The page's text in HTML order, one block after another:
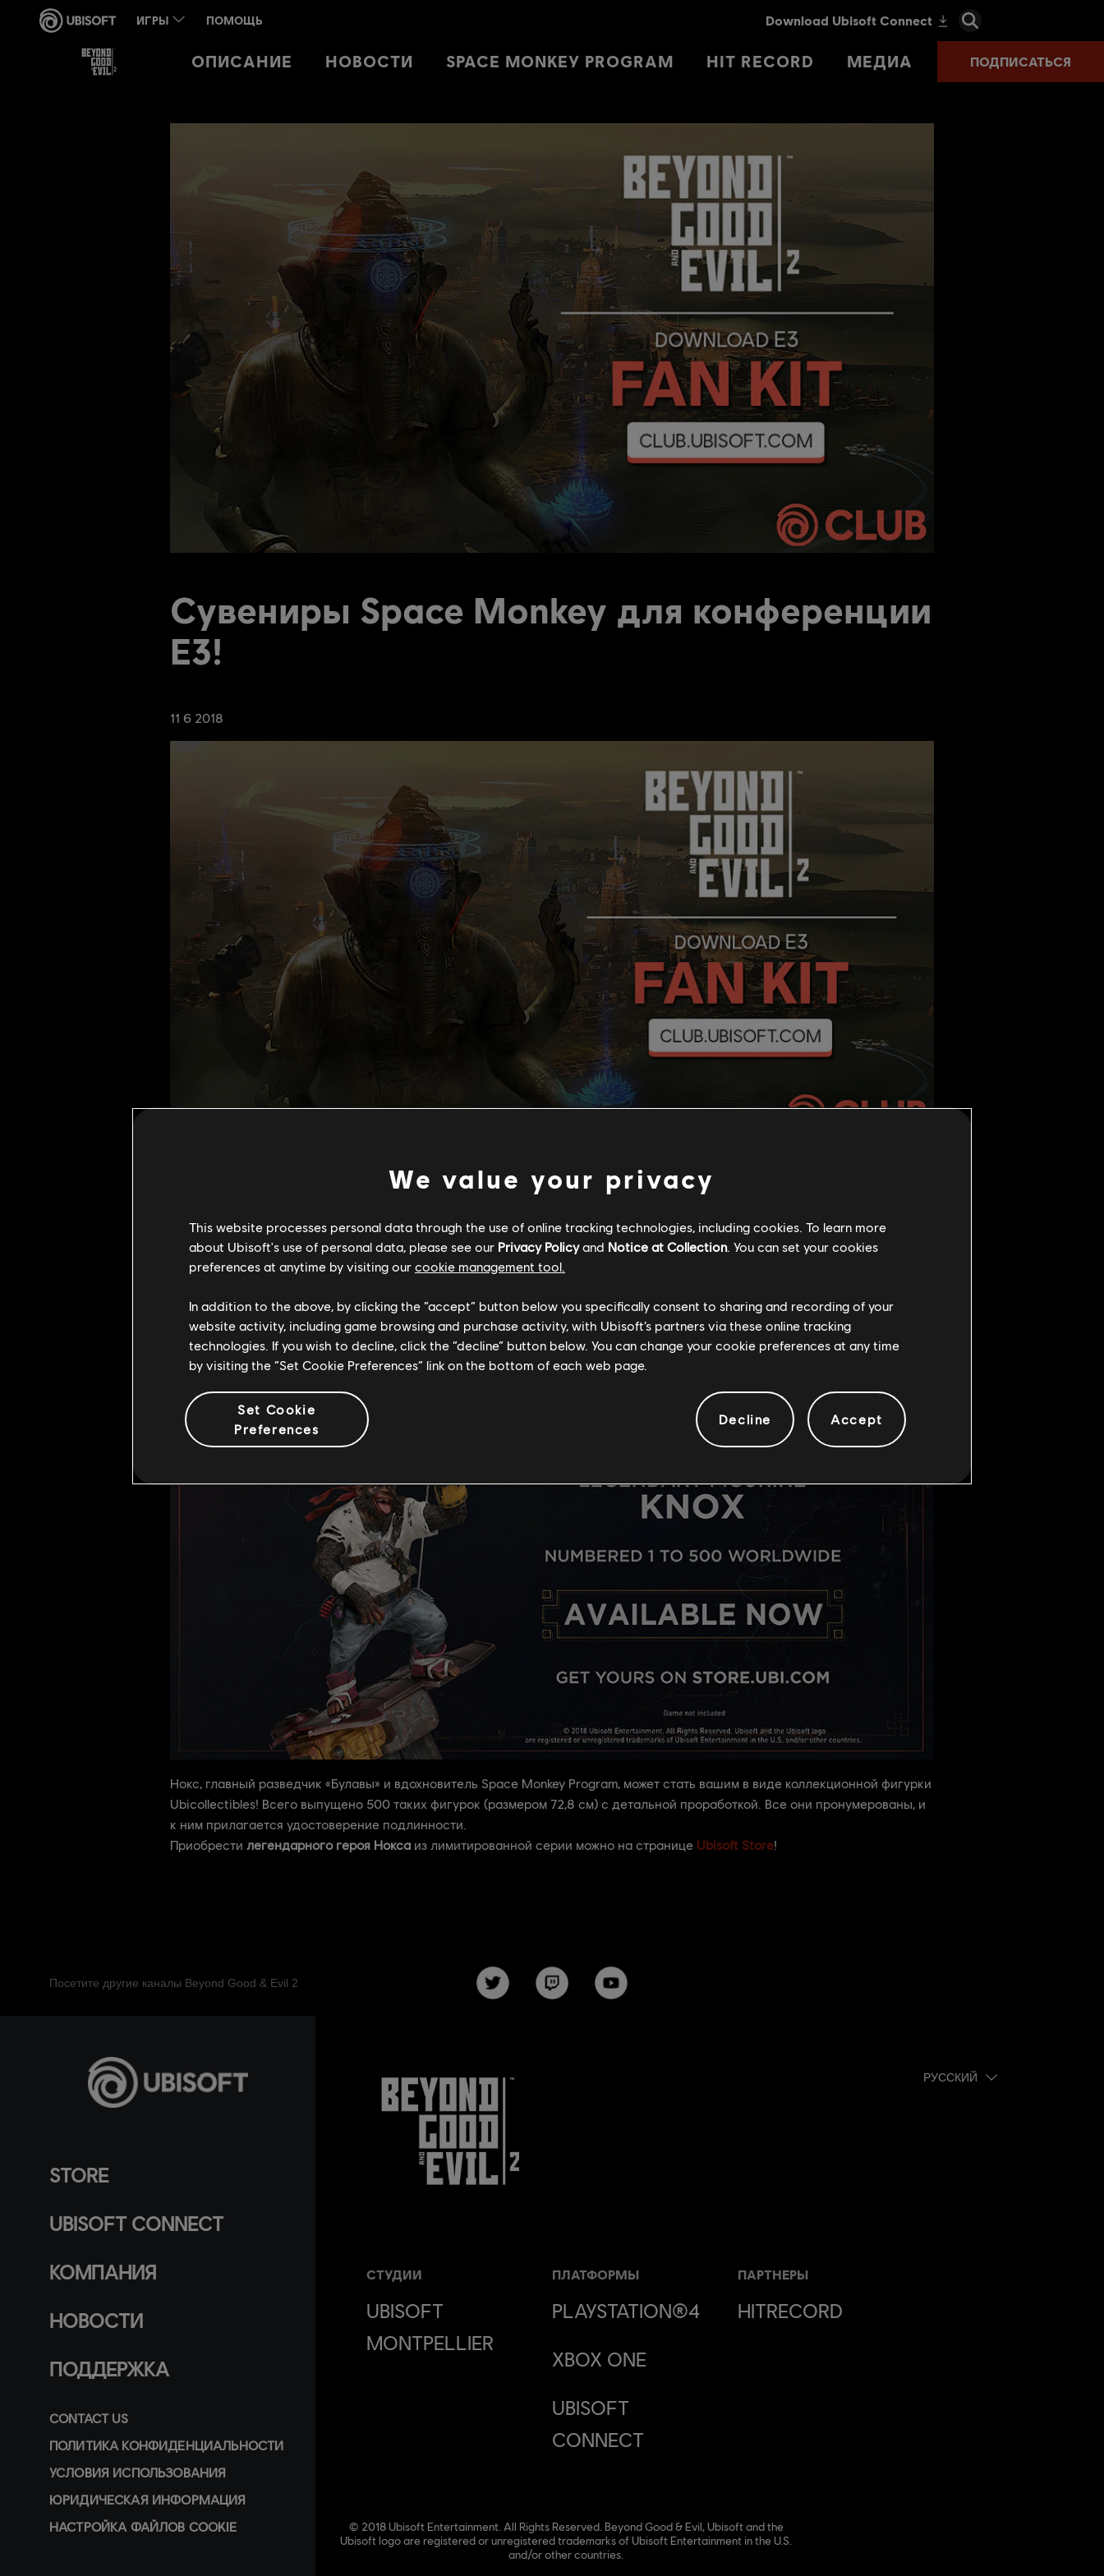
ОПИСАНИЕ НОВОСТИ SPACE MONKEY PROGRAM HIT RECORD МЕДИА ПОДПИСАТЬСЯ
11 6 2018
Сувениры Space Monkey для конференции
E3!
Набор фаната Space Monkey уже доступен!
В этом наборе фаната Beyond Good & Evil 2 есть все необходимое для Space Monkey, чтобы продемонстрировать свою
любовь к BGE2! Загрузить набор можно на страницеUbisoft Club.
Нокс, главный разведчик «Булавы» и вдохновитель Space Monkey Program, может стать вашим в виде коллекционной фигурки
Ubicollectibles! Всего выпущено 500 таких фигурок (размером 72,8 см) с детальной проработкой. Все они пронумерованы, и
к ним прилагается удостоверение подлинности.
Приобрести легендарного героя Нокса из лимитированной серии можно на странице Ubisoft Store!
Посетите другие каналы Beyond Good & Evil 2
STORE
UBISOFT CONNECT
КОМПАНИЯ
НОВОСТИ
ПОДДЕРЖКА
CONTACT US
ПОЛИТИКА КОНФИДЕНЦИАЛЬНОСТИ
УСЛОВИЯ ИСПОЛЬЗОВАНИЯ
ЮРИДИЧЕСКАЯ ИНФОРМАЦИЯ
НАСТРОЙКА ФАЙЛОВ COOKIE
СТУДИИ
UBISOFT
MONTPELLIER
ПЛАТФОРМЫ
PLAYSTATION®4
XBOX ONE
UBISOFT
CONNECT
ПАРТНЕРЫ
HITRECORD
© 2018 Ubisoft Entertainment. All Rights Reserved. Beyond Good & Evil, Ubisoft and the
Ubisoft logo are registered or unregistered trademarks of Ubisoft Entertainment in the U.S.
and/or other countries.
PУССКИЙ
We value your privacy
This website processes personal data through the use of online tracking technologies, including cookies. To learn more
about Ubisoft's use of personal data, please see our Privacy Policyand Notice at Collection. You can set your cookies
preferences at anytime by visiting our cookie management tool.
In addition to the above, by clicking the “accept” button below you specifically consent to sharing and recording of your
website activity, including game browsing and purchase activity, with Ubisoft’s partners via these online tracking
technologies. If you wish to decline, click the “decline” button below. You can change your cookie preferences at any time
by visiting the “Set Cookie Preferences” link on the bottom of each web page.
Set Cookie
Preferences
Decline Accept